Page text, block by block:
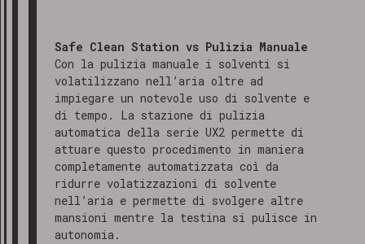
Safe Clean Station vs Pulizia Manuale
Con la pulizia manuale i solventi si
volatilizzano nell’aria oltre ad
impiegare un notevole uso di solvente e
di tempo. La stazione di pulizia
automatica della serie UX2 permette di
attuare questo procedimento in maniera
completamente automatizzata coì da
ridurre volatizzazioni di solvente
nell’aria e permette di svolgere altre
mansioni mentre la testina si pulisce in
autonomia.